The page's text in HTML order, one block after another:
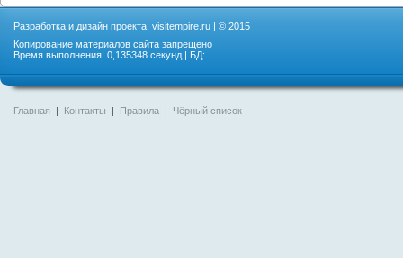
Разработка и дизайн проекта: visitempire.ru | © 2015
Копирование материалов сайта запрещено
Время выполнения: 0,135348 секунд | БД:
Главная | Контакты | Правила | Чёрный список